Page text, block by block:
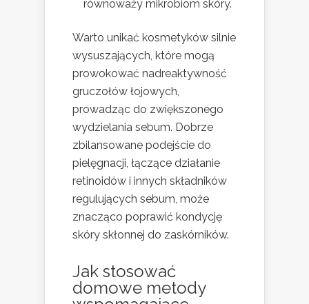
równoważy mikrobiom skóry.
Warto unikać kosmetyków silnie
wysuszających, które mogą
prowokować nadreaktywność
gruczołów łojowych,
prowadząc do zwiększonego
wydzielania sebum. Dobrze
zbilansowane podejście do
pielęgnacji, łączące działanie
retinoidów i innych składników
regulujących sebum, może
znacząco poprawić kondycję
skóry skłonnej do zaskórników.
Jak stosować
domowe metody